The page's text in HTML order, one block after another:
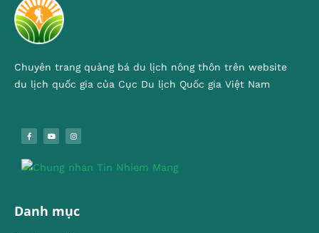
Chuyên trang quảng bá du lịch nông thôn trên website
du lịch quốc gia của Cục Du lịch Quốc gia Việt Nam
Danh mục